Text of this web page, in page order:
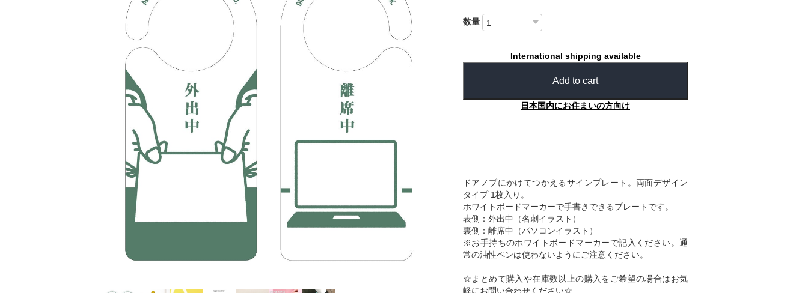
数量
International shipping available
Add to cart
日本国内にお住まいの方向け
ドアノブにかけてつかえるサインプレート。両面デザイン
タイプ 1枚入り。
ホワイトボードマーカーで手書きできるプレートです。
表側：外出中（名刺イラスト）
裏側：離席中（パソコンイラスト）
※お手持ちのホワイトボードマーカーで記入ください。通
常の油性ペンは使わないようにご注意ください。
☆まとめて購入や在庫数以上の購入をご希望の場合はお気
軽にお問い合わせください☆